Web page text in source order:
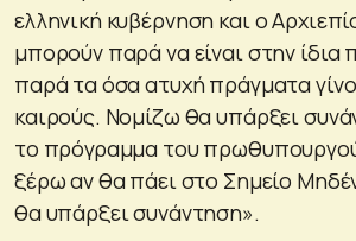
ελληνική κυβέρνηση και ο
μπορούν παρά να είναι στην ίδια
παρά τα όσα ατυχή πράγματα
καιρούς. Νομίζω θα υπάρξει
το πρόγραμμα του
ξέρω αν θα πάει στο Σημείο
θα υπάρξει συνάντηση».